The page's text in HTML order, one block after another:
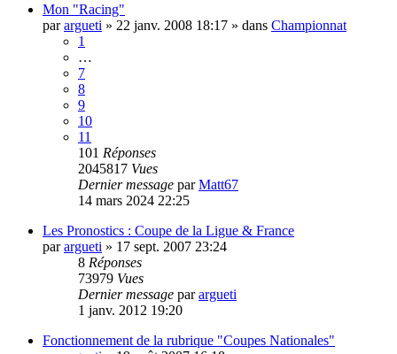
Mon "Racing"
parargueti » 22 janv. 2008 18:17 » dans Championnat
1
…
7
8
9
10
11
101 Réponses
2045817 Vues
Dernier message parMatt67
14 mars 2024 22:25
Les Pronostics : Coupe de la Ligue & France
parargueti » 17 sept. 2007 23:24
8 Réponses
73979 Vues
Dernier message parargueti
1 janv. 2012 19:20
Fonctionnement de la rubrique "Coupes Nationales"